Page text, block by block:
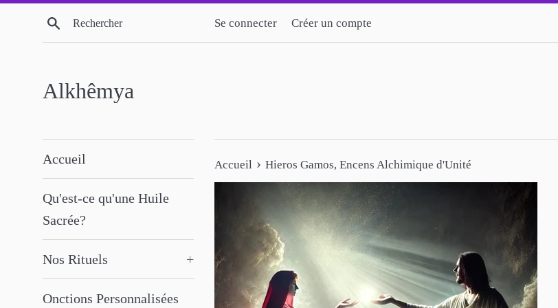
Recherche Se connecter Créer un compte
Alkhêmya
Accueil
Qu'est-ce qu'une Huile
Sacrée?
Nos Rituels +
Onctions Personnalisées
Accueil › Hieros Gamos, Encens Alchimique d'Unité